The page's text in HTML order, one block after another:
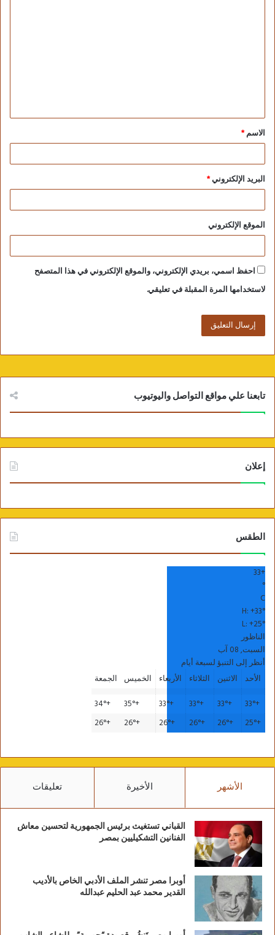
السيادية ،ولو اجتمعت قوة النخوة مع قوة الايمان
بالحفاظ على سلامة واستقرار الأوطان لأمكن القول
أن الشعوب سائرة نحو التحرر وتسلق الريادة بثقة
وموضوعية وسلاسة مسار..
الاسم*
البريد الإلكتروني*
الموقع الإلكتروني
احفظ اسمي، بريدي الإلكتروني، والموقع الإلكتروني في هذا المتصفح
لاستخدامها المرة المقبلة في تعليقي.
تابعنا علي مواقع التواصل واليوتيوب
إعلان
الطقس
+
33
°
C
H:+33°
L:+25°
الناظور
السبت, 08 آب
أنظر إلى التنبؤ لسبعة أيام
الأحد
الاثنين الثلاثاء الأربعاء الخميس الجمعة
+
33°
+
33°
+
33°
+
33°
+
35°
+
34°
+
25°
+
26°
+
26°
+
26°
+
26°
+
26°
الأشهر الأخيرة تعليقات
القباني تستغيث برئيس الجمهورية لتحسين معاش
الفنانين التشكيليين بمصر
أوبرا مصر تنشر الملف الأدبي الخاص بالأديب
القدير محمد عبد الحليم عبدالله